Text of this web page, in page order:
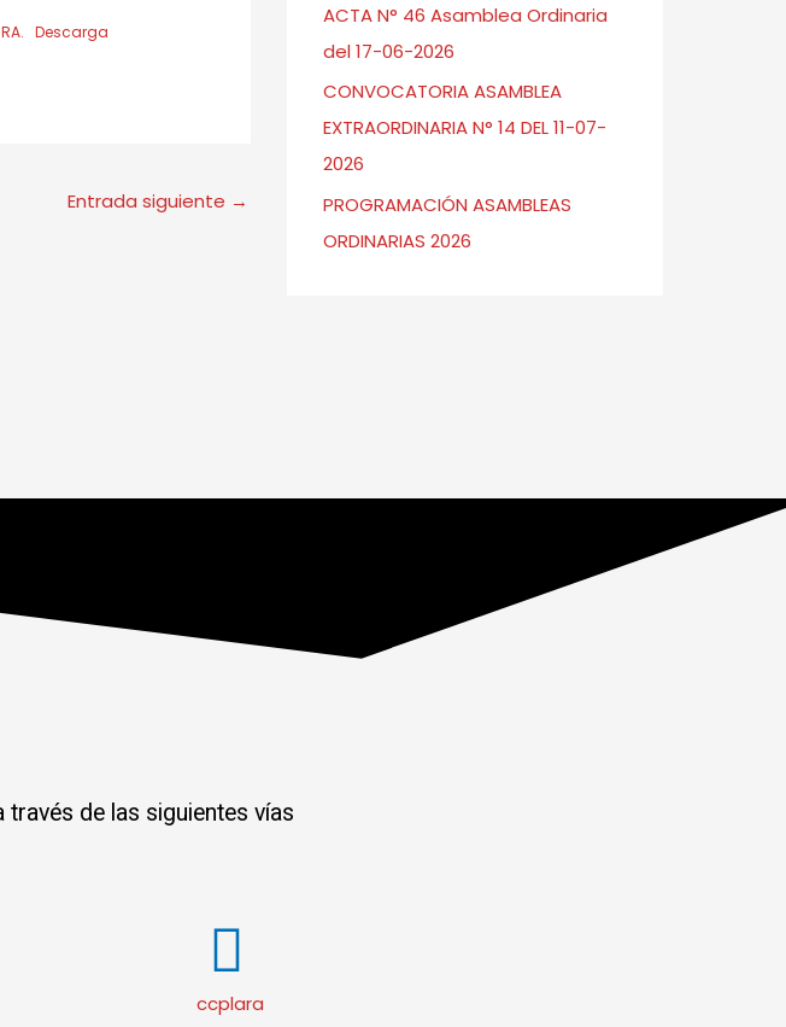
Descarga
Entrada siguiente →
ACTA N° 46 Asamblea Ordinaria
del 17-06-2026
CONVOCATORIA ASAMBLEA
EXTRAORDINARIA N° 14 DEL 11-07-
2026
PROGRAMACIÓN ASAMBLEAS
ORDINARIAS 2026
de las siguientes vías
ccplara